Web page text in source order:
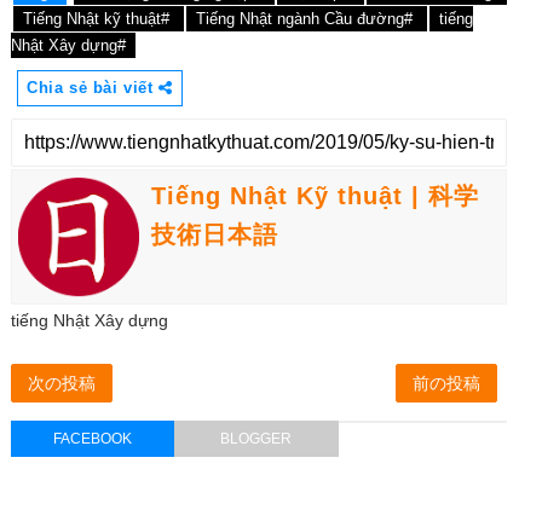
Tiếng Nhật kỹ thuật#
Tiếng Nhật ngành Cầu đường#
tiếng
Nhật Xây dựng#
Chia sẻ bài viết
Tiếng Nhật Kỹ thuật | 科学
技術日本語
tiếng Nhật Xây dựng
次の投稿 前の投稿
FACEBOOK BLOGGER